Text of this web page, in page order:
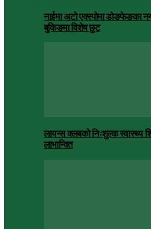
नाईमा अटो एक्स्पोमा डोङफेङका
बुकिङमा विशेष छुट
लायन्स क्लबको निःशुल्क स्वास्थ्य
लाभान्वित